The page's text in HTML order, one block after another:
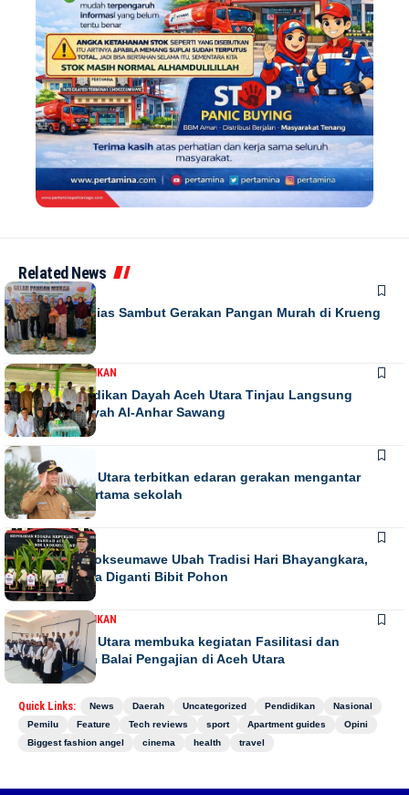
Related News
DAERAH
Warga Antusias Sambut Gerakan Pangan Murah di Krueng
Barona Jaya
DAERAHPENDIDIKAN
Kadis Pendidikan Dayah Aceh Utara Tinjau Langsung
Relokasi Dayah Al-Anhar Sawang
DAERAH
Bupati Aceh Utara terbitkan edaran gerakan mengantar
anak hari pertama sekolah
DAERAHNEWS
Kapolres Lhokseumawe Ubah Tradisi Hari Bhayangkara,
Papan Bunga Diganti Bibit Pohon
DAERAHPENDIDIKAN
Bupati Aceh Utara membuka kegiatan Fasilitasi dan
pengawasan Balai Pengajian di Aceh Utara
Quick Links: News Daerah Uncategorized Pendidikan
Nasional
Pemilu
Feature Tech reviews sport Apartment guides
Opini
Biggest fashion angel
cinema health travel